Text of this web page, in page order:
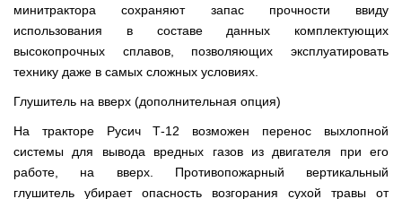
минитрактора сохраняют запас прочности ввиду
использования в составе данных комплектующих
высокопрочных сплавов, позволяющих эксплуатировать
технику даже в самых сложных условиях.
Глушитель на вверх (дополнительная опция)
На тракторе Русич Т-12 возможен перенос выхлопной
системы для вывода вредных газов из двигателя при его
работе, на вверх. Противопожарный вертикальный
глушитель убирает опасность возгорания сухой травы от